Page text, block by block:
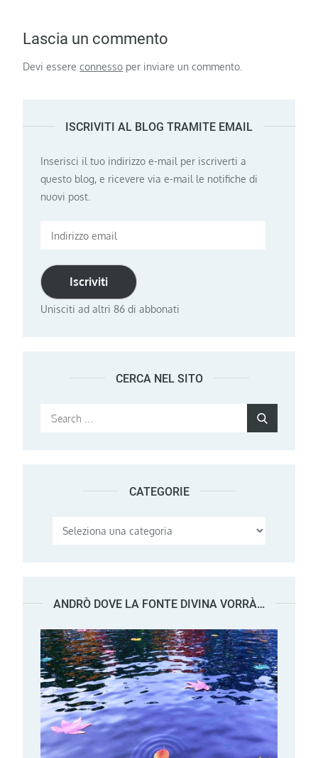
Lascia un commento
Devi essereconnesso per inviare un commento.
ISCRIVITI AL BLOG TRAMITE EMAIL
Inserisci il tuo indirizzo e-mail per iscriverti a
questo blog, e ricevere via e-mail le notifiche di
nuovi post.
Indirizzo
Iscriviti
Unisciti ad altri 86 di abbonati
CERCA NEL SITO
Search
CATEGORIE
Categorie
ANDRÒ DOVE LA FONTE DIVINA VORRÀ…